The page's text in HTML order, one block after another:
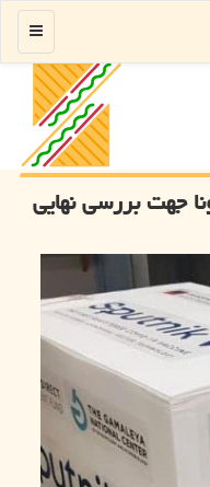
منو
جهت بررسی نهایی